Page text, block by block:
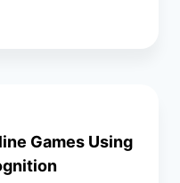
Games Using